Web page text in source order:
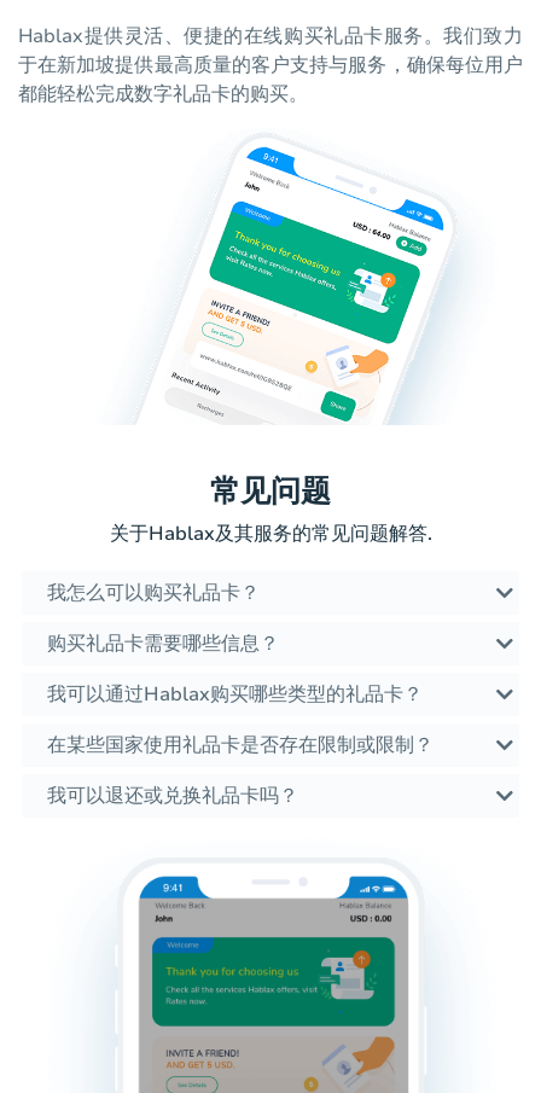
Hablax提供灵活、便捷的在线购买礼品卡服务。我们致力
于在新加坡提供最高质量的客户支持与服务，确保每位用户
都能轻松完成数字礼品卡的购买。
常见问题
关于Hablax及其服务的常见问题解答.
我怎么可以购买礼品卡？
购买礼品卡需要哪些信息？
我可以通过Hablax购买哪些类型的礼品卡？
在某些国家使用礼品卡是否存在限制或限制？
我可以退还或兑换礼品卡吗？